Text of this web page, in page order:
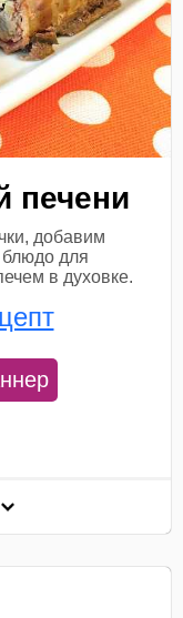
печени
добавим
для
в духовке.